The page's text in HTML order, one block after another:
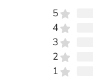
5
4
3
2
1